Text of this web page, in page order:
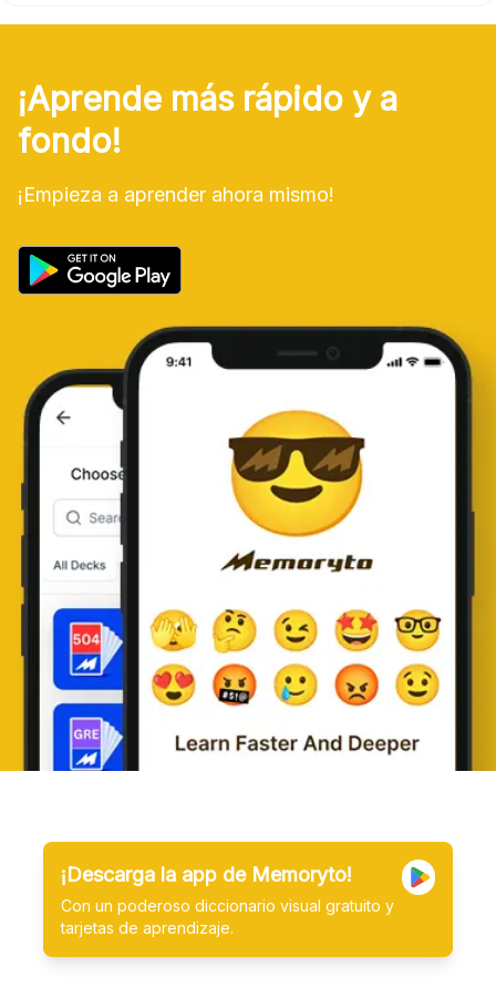
¡Aprende más rápido y a
fondo!
¡Empieza a aprender ahora mismo!
¡Descarga la app de Memoryto!
Con un poderoso diccionario visual gratuito y
tarjetas de aprendizaje.